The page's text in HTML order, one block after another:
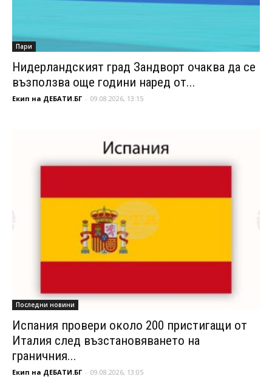
Пари
Нидерландският град Зандворт очаква да се
възползва още години наред от...
Екип на ДЕБАТИ.БГ - 09.08.2026, 13:15
Последни новини
Испания провери около 200 пристигащи от
Италия след възстановяването на
граничния...
Екип на ДЕБАТИ.БГ - 09.08.2026, 13:05